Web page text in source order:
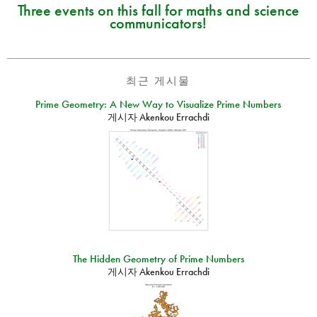
Three events on this fall for maths and science
communicators!
최근 게시물
Prime Geometry: A New Way to Visualize Prime Numbers
게시자Akenkou Errachdi
The Hidden Geometry of Prime Numbers
게시자Akenkou Errachdi